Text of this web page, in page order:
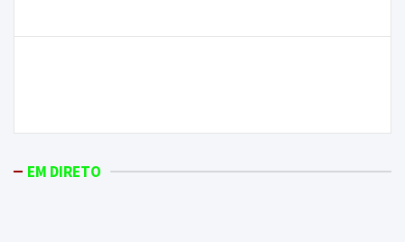
artigos
EM DIRETO